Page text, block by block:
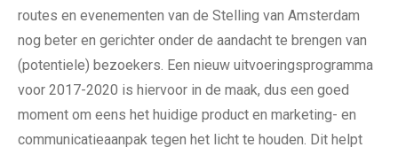
routes en evenementen van de Stelling van Amsterdam
nog beter en gerichter onder de aandacht te brengen van
(potentiele) bezoekers. Een nieuw uitvoeringsprogramma
voor 2017-2020 is hiervoor in de maak, dus een goed
moment om eens het huidige product en marketing- en
communicatieaanpak tegen het licht te houden. Dit helpt